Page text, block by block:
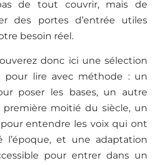
de tout couvrir, mais de
des portes d’entrée utiles
besoin réel.
donc ici une sélection
pour lire avec méthode : un
poser les bases, un autre
première moitié du siècle, un
entendre les voix qui ont
l’époque, et une adaptation
pour entrer dans un